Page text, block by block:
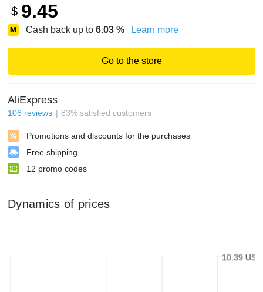
$ 9.45
Cash back up to 6.03 % Learn more
Go to the store
AliExpress
106 reviews 83% satisfied customers
Promotions and discounts for the purchases
Free shipping
12 promo codes
Dynamics of prices
10.39 USD